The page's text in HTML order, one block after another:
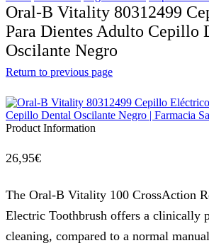
Oral-B Vitality 80312499
Para Dientes Adulto Cepillo
Oscilante Negro
Return to previous page
Product Information
26,95€
The Oral-B Vitality 100 CrossAction
Electric Toothbrush offers a clinically
cleaning, compared to a normal